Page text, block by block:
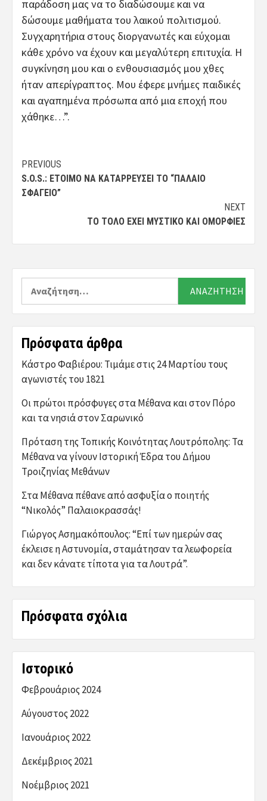
παράδοση μας να το διαδώσουμε και να
δώσουμε μαθήματα του λαικού πολιτισμού.
Συγχαρητήρια στους διοργανωτές και εύχομαι
κάθε χρόνο να έχουν και μεγαλύτερη επιτυχία. Η
συγκίνηση μου και ο ενθουσιασμός μου χθες
ήταν απερίγραπτος. Μου έφερε μνήμες παιδικές
και αγαπημένα πρόσωπα από μια εποχή που
χάθηκε…”.
Post
navigation
PREVIOUS
S.O.S.: ΈΤΟΙΜΟ ΝΑ ΚΑΤΑΡΡΕΎΣΕΙ ΤΟ “ΠΑΛΑΙΌ
ΣΦΑΓΕΊΟ”
NEXT
ΤΟ ΤΟΛΌ ΈΧΕΙ ΜΥΣΤΙΚΌ ΚΑΙ ΟΜΟΡΦΙΈΣ
Αναζήτηση
για:
Πρόσφατα άρθρα
Κάστρο Φαβιέρου: Τιμάμε στις 24 Μαρτίου τους
αγωνιστές του 1821
Οι πρώτοι πρόσφυγες στα Μέθανα και στον Πόρο
και τα νησιά στον Σαρωνικό
Πρόταση της Τοπικής Κοινότητας Λουτρόπολης: Τα
Μέθανα να γίνουν Ιστορική Έδρα του Δήμου
Τροιζηνίας Μεθάνων
Στα Μέθανα πέθανε από ασφυξία ο ποιητής
“Νικολός” Παλαιοκρασσάς!
Γιώργος Ασημακόπουλος: “Επί των ημερών σας
έκλεισε η Αστυνομία, σταμάτησαν τα λεωφορεία
και δεν κάνατε τίποτα για τα Λουτρά”.
Πρόσφατα σχόλια
Ιστορικό
Φεβρουάριος 2024
Αύγουστος 2022
Ιανουάριος 2022
Δεκέμβριος 2021
Νοέμβριος 2021